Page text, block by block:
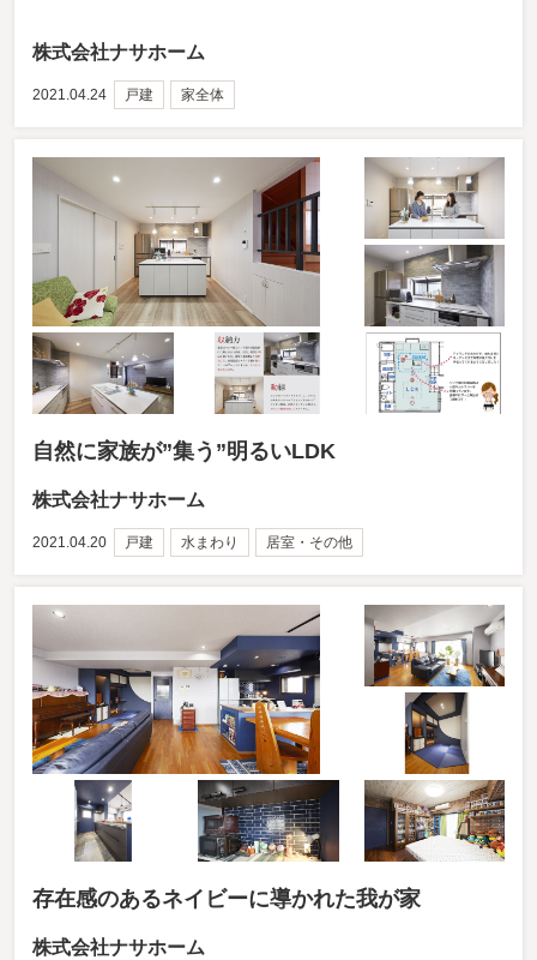
株式会社ナサホーム
2021.04.24 戸建 家全体
自然に家族が”集う”明るいLDK
株式会社ナサホーム
2021.04.20 戸建 水まわり 居室・その他
存在感のあるネイビーに導かれた我が家
株式会社ナサホーム